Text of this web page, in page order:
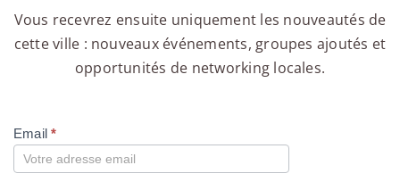
Vous recevrez ensuite uniquement les nouveautés de
cette ville : nouveaux événements, groupes ajoutés et
opportunités de networking locales.
Compte
Email*